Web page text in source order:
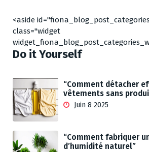
<aside
class="widget
Do it Yourself
“Comment détacher
vêtements sans
Juin 8 2025
“Comment fabriquer
d’humidité naturel”